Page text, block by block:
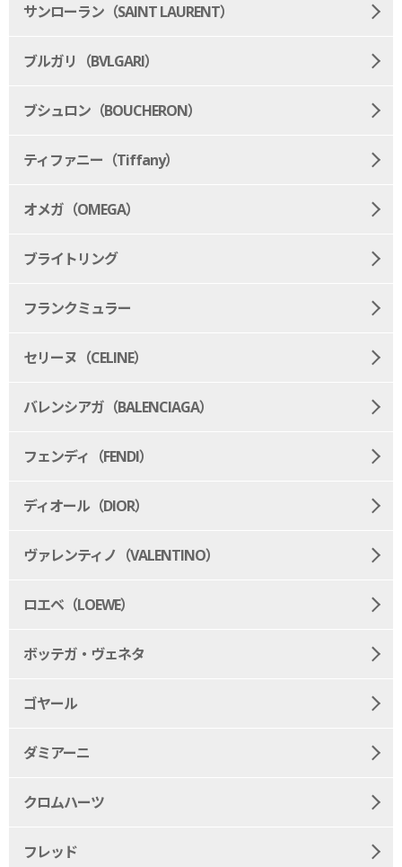
サンローラン（SAINT LAURENT）
ブルガリ（BVLGARI）
ブシュロン（BOUCHERON）
ティファニー（Tiffany）
オメガ（OMEGA）
ブライトリング
フランクミュラー
セリーヌ（CELINE）
バレンシアガ（BALENCIAGA）
フェンディ（FENDI）
ディオール（DIOR）
ヴァレンティノ（VALENTINO）
ロエベ（LOEWE）
ボッテガ・ヴェネタ
ゴヤール
ダミアーニ
クロムハーツ
フレッド